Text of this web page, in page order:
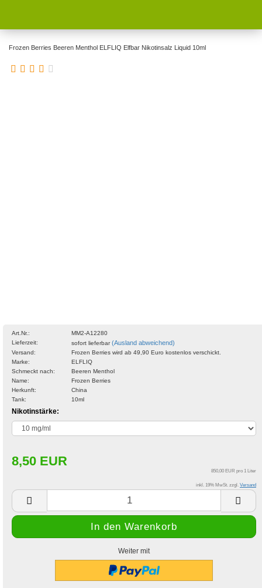
Frozen Berries Beeren Menthol ELFLIQ Elfbar Nikotinsalz Liquid 10ml
Art.Nr.:
MM2-A12280
Lieferzeit:
sofort lieferbar(Ausland abweichend)
Versand:
Frozen Berries wird ab 49,90 Euro kostenlos verschickt.
Marke:
ELFLIQ
Schmeckt nach:
Beeren Menthol
Name:
Frozen Berries
Herkunft:
China
Tank:
10ml
Nikotinstärke:
8,50 EUR
850,00 EUR pro 1 Liter
inkl. 19% MwSt. zzgl. Versand
Weiter mit